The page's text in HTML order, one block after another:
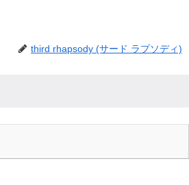
third rhapsody (サード ラプソディ)